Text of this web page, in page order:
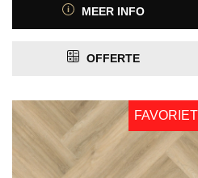
MEER INFO
OFFERTE
FAVORIET